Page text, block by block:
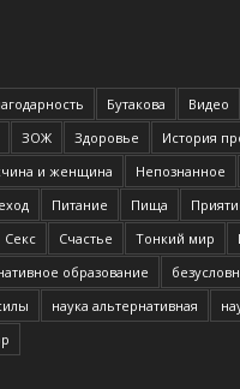
Бутакова Видео
ЗОЖ Здоровье История
и женщина Непознанное
Питание Пища
Секс Счастье Тонкий мир
образование
наука альтернативная